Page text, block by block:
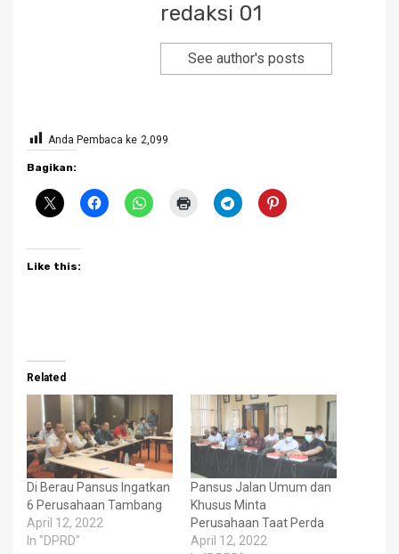
redaksi 01
See author's posts
Anda Pembaca ke 2,099
Bagikan:
Like this:
Related
Di Berau Pansus Ingatkan
6 Perusahaan Tambang
April 12, 2022
In "DPRD"
Pansus Jalan Umum dan
Khusus Minta
Perusahaan Taat Perda
April 12, 2022